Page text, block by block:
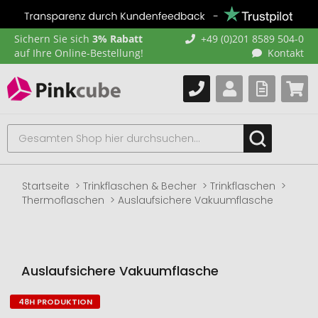
Sichern Sie sich 3% Rabatt
auf Ihre Online-Bestellung!
+49 (0)201 8589 504-0
Kontakt
Startseite Trinkflaschen & Becher
Trinkflaschen
Thermoflaschen
Auslaufsichere Vakuumflasche
Auslaufsichere Vakuumflasche
Zum
48H PRODUKTION